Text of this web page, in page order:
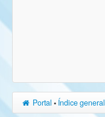
Portal • Índice general